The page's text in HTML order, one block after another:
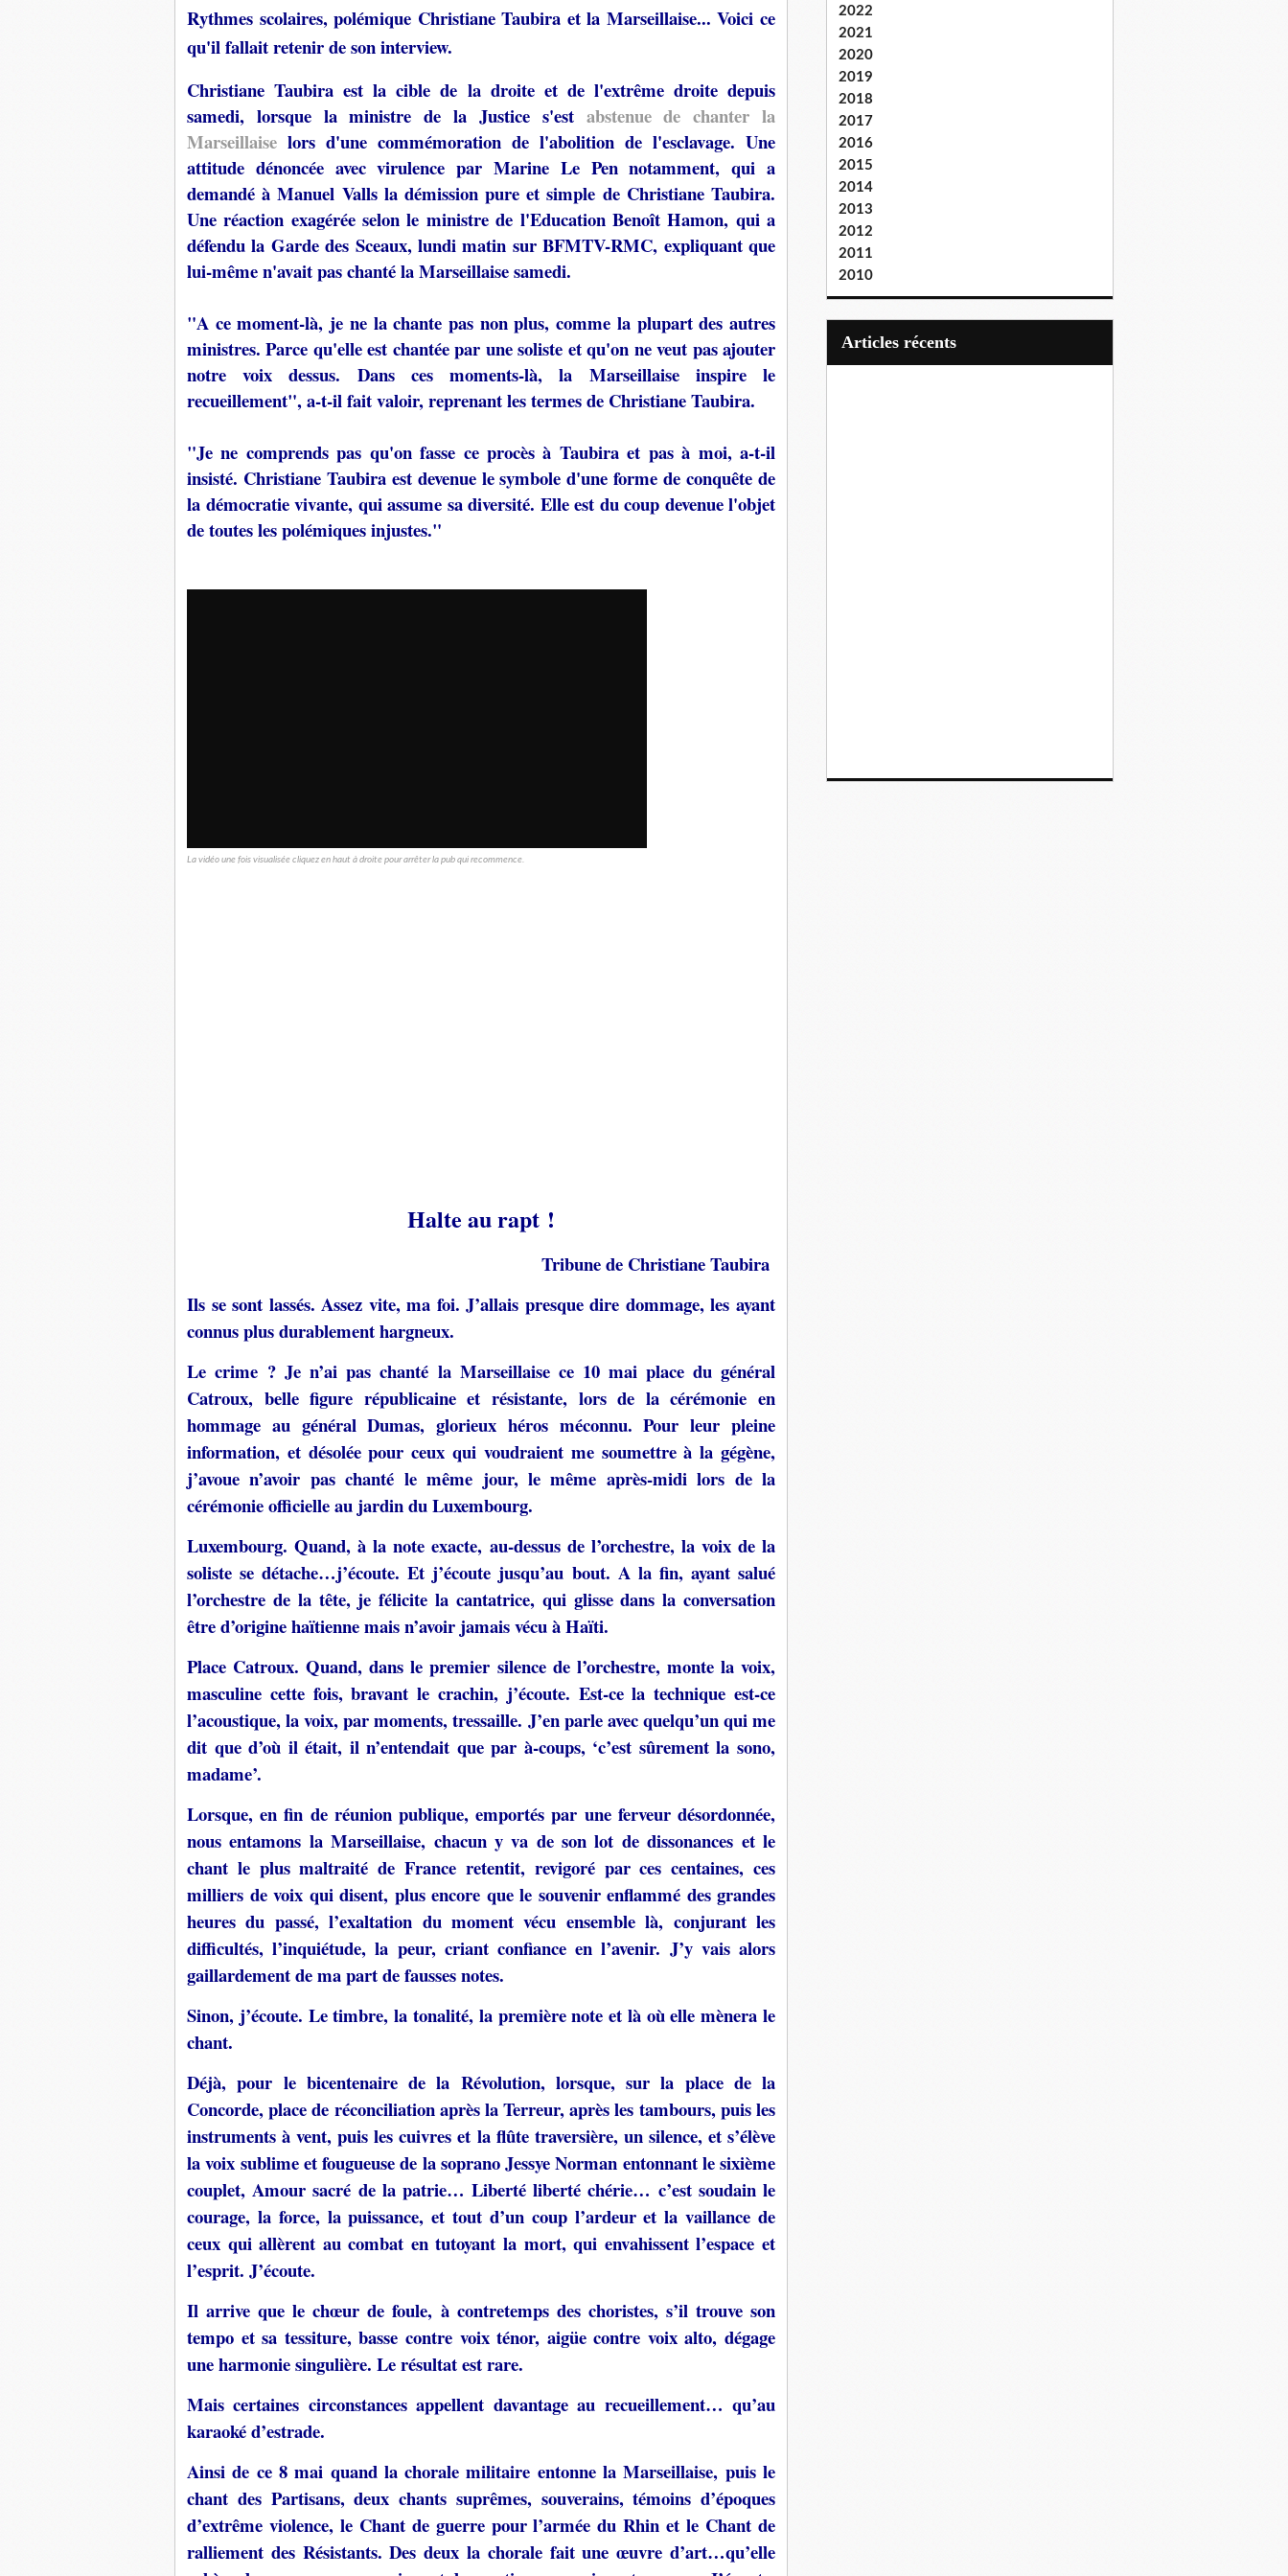
Rythmes scolaires, polémique Christiane Taubira et la Marseillaise... Voici ce
qu'il fallait retenir de son interview.
Christiane Taubira est la cible de la droite et de l'extrême droite depuis
samedi, lorsque la ministre de la Justice s'est abstenue de chanter la
Marseillaise lors d'une commémoration de l'abolition de l'esclavage. Une
attitude dénoncée avec virulence par Marine Le Pen notamment, qui a
demandé à Manuel Valls la démission pure et simple de Christiane Taubira.
Une réaction exagérée selon le ministre de l'Education Benoît Hamon, qui a
défendu la Garde des Sceaux, lundi matin sur BFMTV-RMC, expliquant que
lui-même n'avait pas chanté la Marseillaise samedi.
"A ce moment-là, je ne la chante pas non plus, comme la plupart des autres
ministres. Parce qu'elle est chantée par une soliste et qu'on ne veut pas ajouter
notre voix dessus. Dans ces moments-là, la Marseillaise inspire le
recueillement", a-t-il fait valoir, reprenant les termes de Christiane Taubira.
"Je ne comprends pas qu'on fasse ce procès à Taubira et pas à moi, a-t-il
insisté. Christiane Taubira est devenue le symbole d'une forme de conquête de
la démocratie vivante, qui assume sa diversité. Elle est du coup devenue l'objet
de toutes les polémiques injustes."
La vidéo une fois visualisée cliquez en haut à droite pour arrêter la pub qui recommence.
Halte au rapt !
Tribune de Christiane Taubira
Ils se sont lassés. Assez vite, ma foi. J’allais presque dire dommage, les ayant
connus plus durablement hargneux.
Le crime ? Je n’ai pas chanté la Marseillaise ce 10 mai place du général
Catroux, belle figure républicaine et résistante, lors de la cérémonie en
hommage au général Dumas, glorieux héros méconnu. Pour leur pleine
information, et désolée pour ceux qui voudraient me soumettre à la gégène,
j’avoue n’avoir pas chanté le même jour, le même après-midi lors de la
cérémonie officielle au jardin du Luxembourg.
Luxembourg. Quand, à la note exacte, au-dessus de l’orchestre, la voix de la
soliste se détache…j’écoute. Et j’écoute jusqu’au bout. A la fin, ayant salué
l’orchestre de la tête, je félicite la cantatrice, qui glisse dans la conversation
être d’origine haïtienne mais n’avoir jamais vécu à Haïti.
Place Catroux. Quand, dans le premier silence de l’orchestre, monte la voix,
masculine cette fois, bravant le crachin, j’écoute. Est-ce la technique est-ce
l’acoustique, la voix, par moments, tressaille. J’en parle avec quelqu’un qui me
dit que d’où il était, il n’entendait que par à-coups, ‘c’est sûrement la sono,
madame’.
Lorsque, en fin de réunion publique, emportés par une ferveur désordonnée,
nous entamons la Marseillaise, chacun y va de son lot de dissonances et le
chant le plus maltraité de France retentit, revigoré par ces centaines, ces
milliers de voix qui disent, plus encore que le souvenir enflammé des grandes
heures du passé, l’exaltation du moment vécu ensemble là, conjurant les
difficultés, l’inquiétude, la peur, criant confiance en l’avenir. J’y vais alors
gaillardement de ma part de fausses notes.
Sinon, j’écoute. Le timbre, la tonalité, la première note et là où elle mènera le
chant.
Déjà, pour le bicentenaire de la Révolution, lorsque, sur la place de la
Concorde, place de réconciliation après la Terreur, après les tambours, puis les
instruments à vent, puis les cuivres et la flûte traversière, un silence, et s’élève
la voix sublime et fougueuse de la soprano Jessye Norman entonnant le sixième
couplet, Amour sacré de la patrie… Liberté liberté chérie… c’est soudain le
courage, la force, la puissance, et tout d’un coup l’ardeur et la vaillance de
ceux qui allèrent au combat en tutoyant la mort, qui envahissent l’espace et
l’esprit. J’écoute.
Il arrive que le chœur de foule, à contretemps des choristes, s’il trouve son
tempo et sa tessiture, basse contre voix ténor, aigüe contre voix alto, dégage
une harmonie singulière. Le résultat est rare.
Mais certaines circonstances appellent davantage au recueillement… qu’au
karaoké d’estrade.
Ainsi de ce 8 mai quand la chorale militaire entonne la Marseillaise, puis le
chant des Partisans, deux chants suprêmes, souverains, témoins d’époques
d’extrême violence, le Chant de guerre pour l’armée du Rhin et le Chant de
ralliement des Résistants. Des deux la chorale fait une œuvre d’art…qu’elle
2022
2021
2020
2019
2018
2017
2016
2015
2014
2013
2012
2011
2010
articles récents